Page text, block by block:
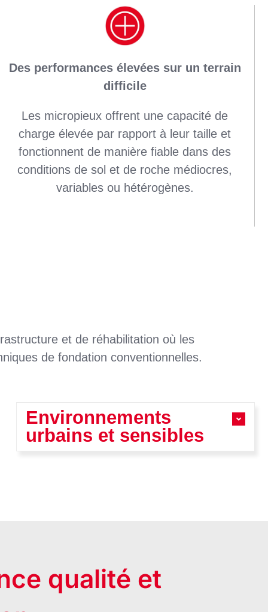
Des performances élevées sur un terrain
difficile
Les micropieux offrent une capacité de
charge élevée par rapport à leur taille et
fonctionnent de manière fiable dans des
conditions de sol et de roche médiocres,
variables ou hétérogènes.
et de réhabilitation où les
de fondation conventionnelles.
Environnements
urbains et sensibles
qualité et